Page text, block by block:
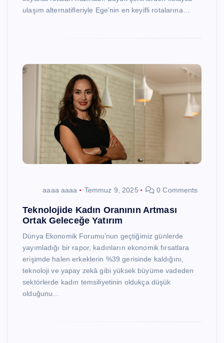
ulaşım alternatifleriyle Ege’nin en keyifli rotalarına…
aaaa aaaa Temmuz 9, 2025 0 Comments
Teknolojide Kadın Oranının Artması
Ortak Geleceğe Yatırım
Dünya Ekonomik Forumu’nun geçtiğimiz günlerde
yayımladığı bir rapor, kadınların ekonomik fırsatlara
erişimde halen erkeklerin %39 gerisinde kaldığını,
teknoloji ve yapay zekâ gibi yüksek büyüme vadeden
sektörlerde kadın temsiliyetinin oldukça düşük
olduğunu…